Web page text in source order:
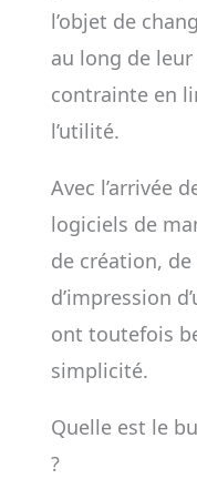
l’objet de
au long de
contrainte en
l’utilité.
Avec l’arrivée
logiciels de
de création,
d’impression
ont toutefois
simplicité.
Quelle est le
?